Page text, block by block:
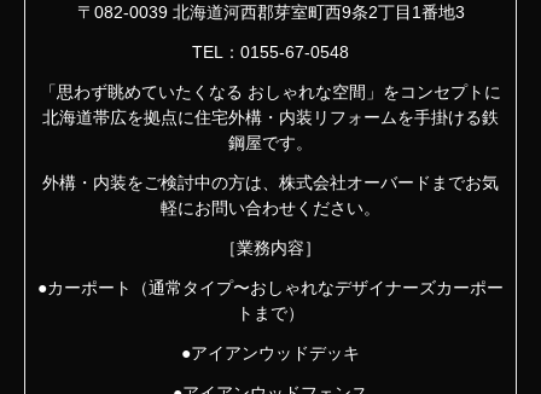
〒082-0039 北海道河西郡芽室町西9条2丁目1番地3
TEL：0155-67-0548
「思わず眺めていたくなる おしゃれな空間」をコンセプトに
北海道帯広を拠点に住宅外構・内装リフォームを手掛ける鉄
鋼屋です。
外構・内装をご検討中の方は、株式会社オーバードまでお気
軽にお問い合わせください。
［業務内容］
●カーポート（通常タイプ〜おしゃれなデザイナーズカーポー
トまで）
●アイアンウッドデッキ